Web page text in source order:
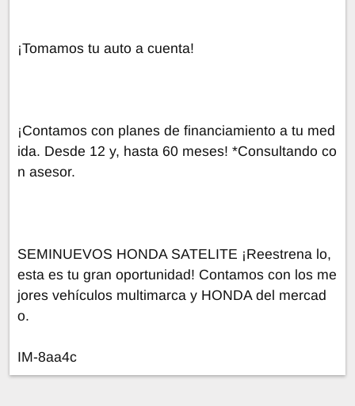
¡Tomamos tu auto a cuenta!
¡Contamos con planes de financiamiento a tu med
ida. Desde 12 y, hasta 60 meses! *Consultando co
n asesor.
SEMINUEVOS HONDA SATELITE ¡Reestrena lo,
esta es tu gran oportunidad! Contamos con los me
jores vehículos multimarca y HONDA del mercad
o.
IM-8aa4c